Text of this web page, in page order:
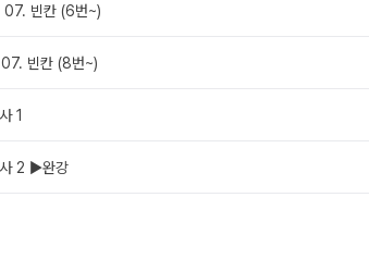
빈칸 (6번~)
빈칸 (8번~)
1
2 ▶완강